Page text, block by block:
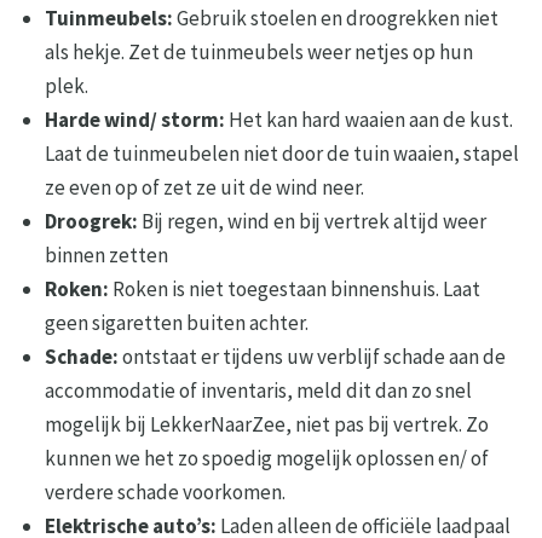
Tuinmeubels:Gebruik stoelen en droogrekken niet
als hekje. Zet de tuinmeubels weer netjes op hun
plek.
Harde wind/ storm: Het kan hard waaien aan de kust.
Laat de tuinmeubelen niet door de tuin waaien, stapel
ze even op of zet ze uit de wind neer.
Droogrek: Bij regen, wind en bij vertrek altijd weer
binnen zetten
Roken: Roken is niet toegestaan binnenshuis. Laat
geen sigaretten buiten achter.
Schade:ontstaat er tijdens uw verblijf schade aan de
accommodatie of inventaris, meld dit dan zo snel
mogelijk bij LekkerNaarZee, niet pas bij vertrek. Zo
kunnen we het zo spoedig mogelijk oplossen en/ of
verdere schade voorkomen.
Elektrische auto’s: Laden alleen de officiële laadpaal